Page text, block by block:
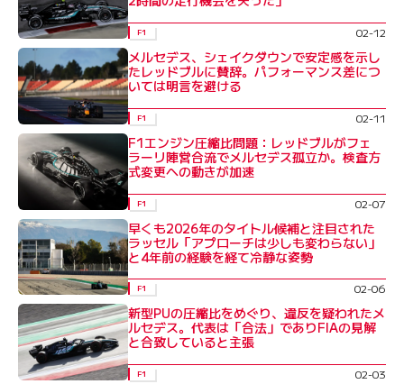
F1 02-12
メルセデス、シェイクダウンで安定感を示し
たレッドブルに賛辞。パフォーマンス差につ
いては明言を避ける
F1 02-11
F1エンジン圧縮比問題：レッドブルがフェ
ラーリ陣営合流でメルセデス孤立か。検査方
式変更への動きが加速
F1 02-07
早くも2026年のタイトル候補と注目された
ラッセル「アプローチは少しも変わらない」
と4年前の経験を経て冷静な姿勢
F1 02-06
新型PUの圧縮比をめぐり、違反を疑われたメ
ルセデス。代表は「合法」でありFIAの見解
と合致していると主張
F1 02-03